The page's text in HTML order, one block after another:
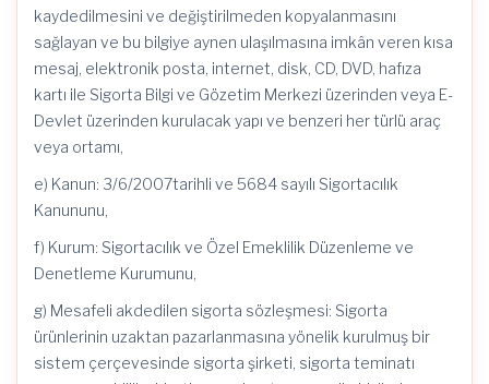
kaydedilmesini ve değiştirilmeden kopyalanmasını
sağlayan ve bu bilgiye aynen ulaşılmasına imkân veren kısa
mesaj, elektronik posta, internet, disk, CD, DVD, hafıza
kartı ile Sigorta Bilgi ve Gözetim Merkezi üzerinden veya E-
Devlet üzerinden kurulacak yapı ve benzeri her türlü araç
veya ortamı,
e) Kanun: 3/6/2007tarihli ve 5684 sayılı Sigortacılık
Kanununu,
f) Kurum: Sigortacılık ve Özel Emeklilik Düzenleme ve
Denetleme Kurumunu,
g) Mesafeli akdedilen sigorta sözleşmesi: Sigorta
ürünlerinin uzaktan pazarlanmasına yönelik kurulmuş bir
sistem çerçevesinde sigorta şirketi, sigorta teminatı